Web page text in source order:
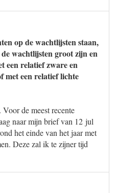
op de wachtlijsten staan,
wachtlijsten groot zijn en
een relatief zware en
met een relatief lichte
de meest recente
naar mijn brief van 12 jul
het einde van het jaar met
Deze zal ik te zijner tijd